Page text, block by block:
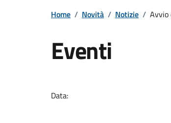
Home / Novità / Notizie / Avvio
Eventi
Data: